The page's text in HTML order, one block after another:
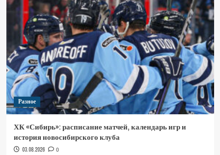
Разное
ХК «Сибирь»: расписание матчей, календарь игр и
история новосибирского клуба
03.08.2026 0